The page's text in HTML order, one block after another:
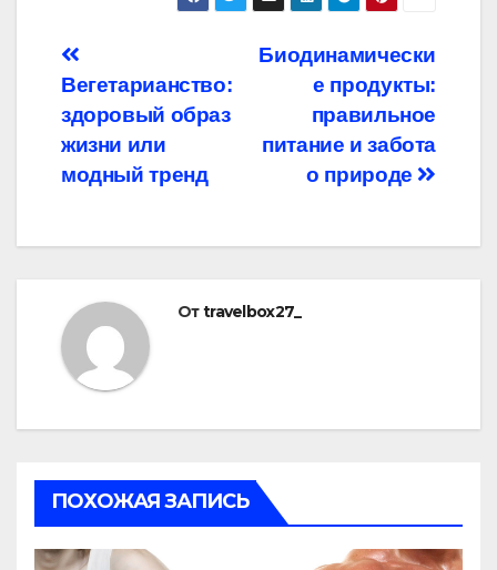
Навигация
по
записям
Биодинамически
е продукты:
правильное
питание и забота
о природе
Вегетарианство:
здоровый образ
жизни или
модный тренд
Отtravelbox27_
ПОХОЖАЯ ЗАПИСЬ